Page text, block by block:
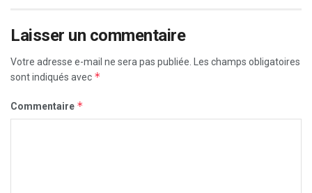
Laisser un commentaire
Votre adresse e-mail ne sera pas publiée.
Les champs obligatoires
sont indiqués avec *
Commentaire *